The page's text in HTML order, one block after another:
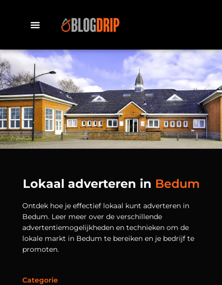
Lokaal adverteren in Bedum
Ontdek hoe je effectief lokaal kunt adverteren in
Bedum. Leer meer over de verschillende
advertentiemogelijkheden en technieken om de
lokale markt in Bedum te bereiken en je bedrijf te
promoten.
Categorie